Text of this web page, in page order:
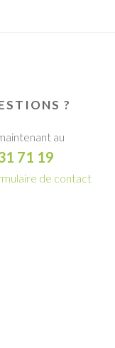
?
au
71 19
de contact